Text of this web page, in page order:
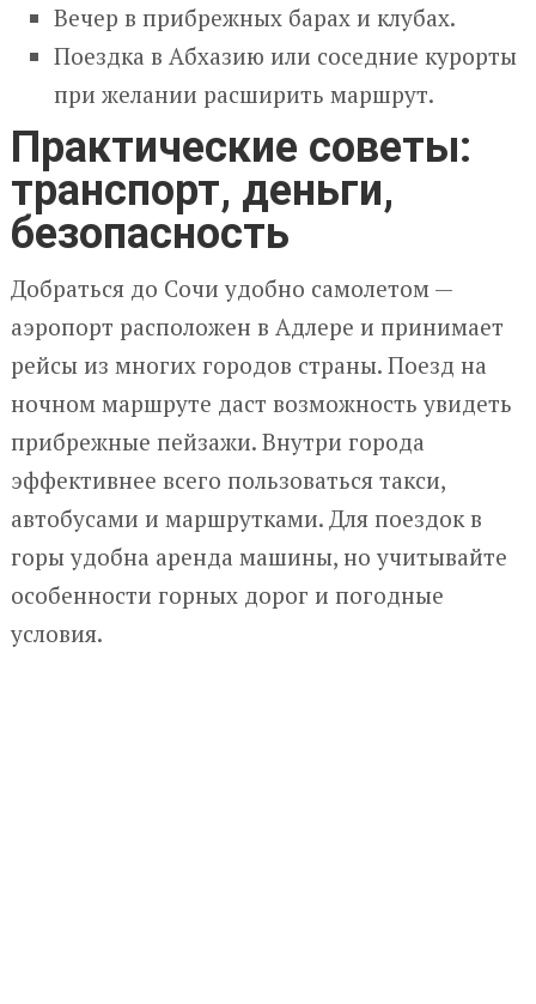
Вечер в прибрежных барах и клубах.
Поездка в Абхазию или соседние курорты
при желании расширить маршрут.
Практические советы:
транспорт, деньги,
безопасность
Добраться до Сочи удобно самолетом —
аэропорт расположен в Адлере и принимает
рейсы из многих городов страны. Поезд на
ночном маршруте даст возможность увидеть
прибрежные пейзажи. Внутри города
эффективнее всего пользоваться такси,
автобусами и маршрутками. Для поездок в
горы удобна аренда машины, но учитывайте
особенности горных дорог и погодные
условия.